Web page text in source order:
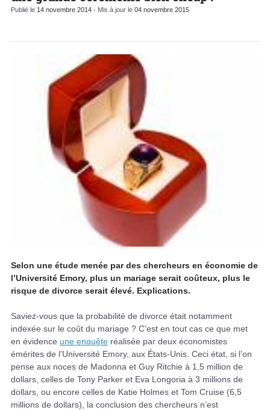
Publié le 14 novembre 2014 - Mis à jour le 04 novembre 2015
Selon une étude menée par des chercheurs en économie de
l’Université Emory, plus un mariage serait coûteux, plus le
risque de divorce serait élevé. Explications.
Saviez-vous que la probabilité de divorce était notamment
indexée sur le coût du mariage ? C’est en tout cas ce que met
en évidence une enquête réalisée par deux économistes
émérites de l’Université Emory, aux États-Unis. Ceci état, si l’on
pense aux noces de Madonna et Guy Ritchie à 1,5 million de
dollars, celles de Tony Parker et Eva Longoria à 3 millions de
dollars, ou encore celles de Katie Holmes et Tom Cruise (6,5
millions de dollars), la conclusion des chercheurs n’est